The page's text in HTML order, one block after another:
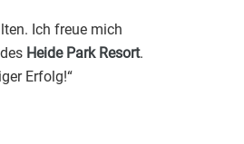
Ich freue mich
Heide Park Resort.
Erfolg!“